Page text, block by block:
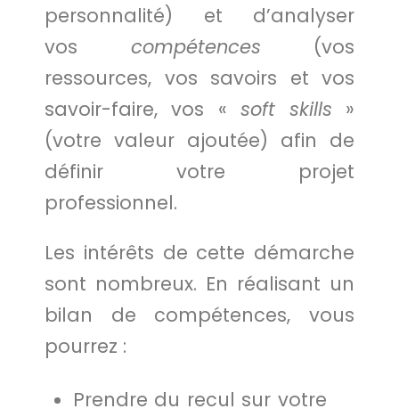
personnalité) et d’analyser
vos compétences (vos
ressources, vos savoirs et vos
savoir-faire, vos «soft skills »
(votre valeur ajoutée) afin de
définir votre projet
professionnel.
Les intérêts de cette démarche
sont nombreux. En réalisant un
bilan de compétences, vous
pourrez :
Prendre du recul sur votre